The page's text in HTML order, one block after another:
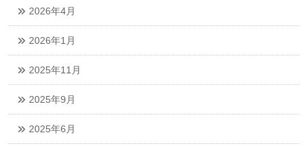
2026年4月
2026年1月
2025年11月
2025年9月
2025年6月